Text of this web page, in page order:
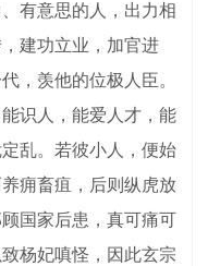
有意思的人，出力相
建功立业，加官进
，羡他的位极人臣。
识人，能爱人才，能
乱。若彼小人，便始
痈畜疽，后则纵虎放
国家后患，真可痛可
杨妃嗔怪，因此玄宗